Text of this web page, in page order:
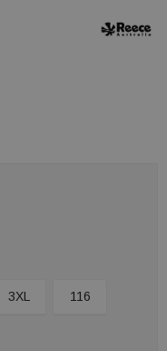
3XL 116